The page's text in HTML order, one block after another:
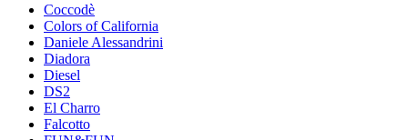
Coccodè
Colors of California
Daniele Alessandrini
Diadora
Diesel
DS2
El Charro
Falcotto